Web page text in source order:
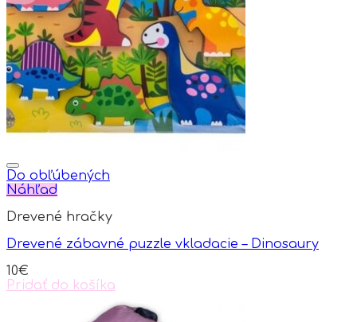
Do obľúbených
Náhľad
Drevené hračky
Drevené zábavné puzzle vkladacie – Dinosaury
10€
Pridať do košíka